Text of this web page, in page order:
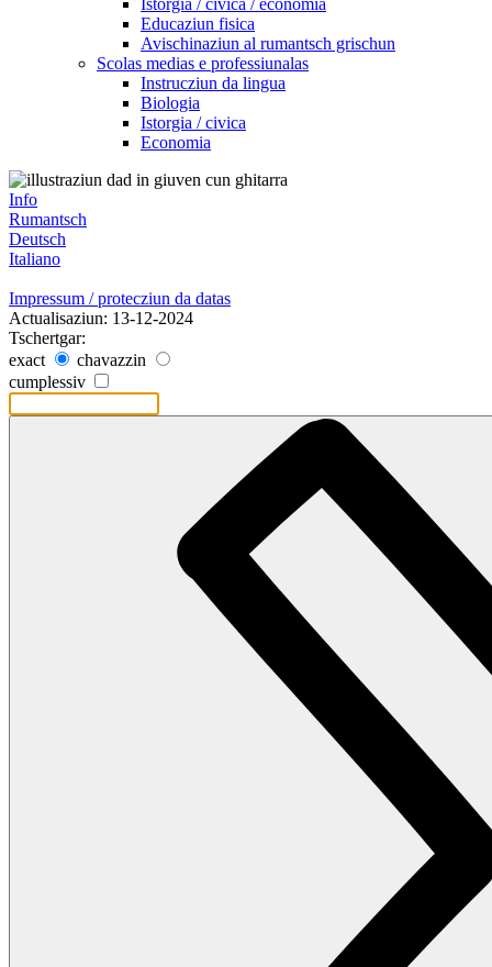
Istorgia / civica / economia
Educaziun fisica
Avischinaziun al rumantsch grischun
Scolas medias e professiunalas
Instrucziun da lingua
Biologia
Istorgia / civica
Economia
Info
Rumantsch
Deutsch
Italiano
Impressum / protecziun da datas
Actualisaziun: 13-12-2024
Tschertgar:
exact
chavazzin
cumplessiv